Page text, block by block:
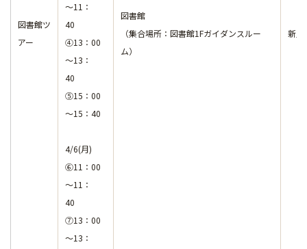
図書館ツ
アー
～11：
40
④13：00
～13：
40
⑤15：00
～15：40
4/6(月)
⑥11：00
～11：
40
⑦13：00
～13：
図書館
（集合場所：図書館1Fガイダンスルー
ム）
新入